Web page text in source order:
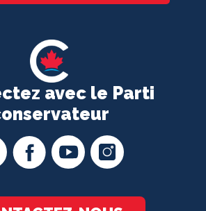
avec le Parti